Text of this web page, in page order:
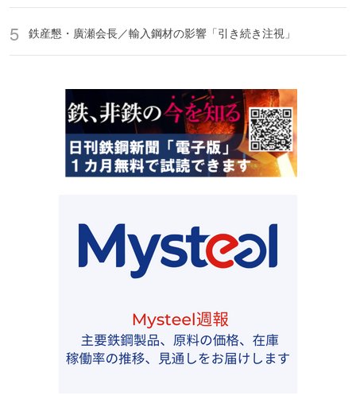
鉄産懇・廣瀬会長／輸入鋼材の影響「引き続き注視」